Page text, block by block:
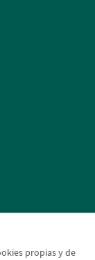
propias y de